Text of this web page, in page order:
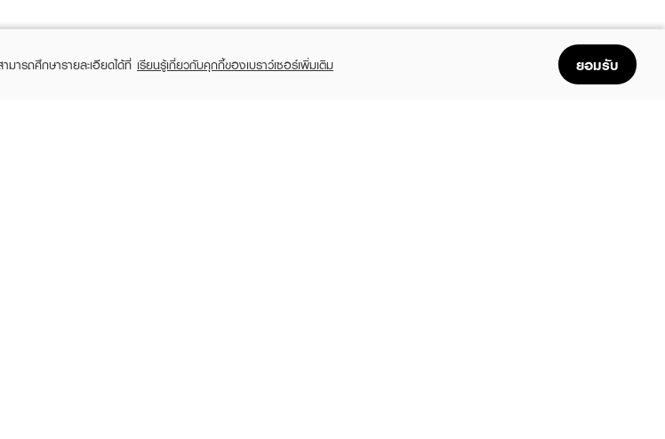
ารถศึกษารายละเอียดได้ที่ เรียนรู้เกี่ยวกับคุกกี้ของเบราว์เซอร์เพิ่มเติม ยอมรับ